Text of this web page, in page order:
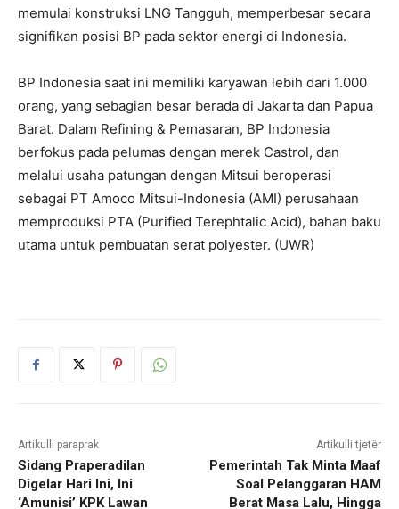
memulai konstruksi LNG Tangguh, memperbesar secara
signifikan posisi BP pada sektor energi di Indonesia.
BP Indonesia saat ini memiliki karyawan lebih dari 1.000
orang, yang sebagian besar berada di Jakarta dan Papua
Barat. Dalam Refining & Pemasaran, BP Indonesia
berfokus pada pelumas dengan merek Castrol, dan
melalui usaha patungan dengan Mitsui beroperasi
sebagai PT Amoco Mitsui-Indonesia (AMI) perusahaan
memproduksi PTA (Purified Terephtalic Acid), bahan baku
utama untuk pembuatan serat polyester. (UWR)
Artikulli paraprak
Sidang Praperadilan
Digelar Hari Ini, Ini
‘Amunisi’ KPK Lawan
Artikulli tjetër
Pemerintah Tak Minta Maaf
Soal Pelanggaran HAM
Berat Masa Lalu, Hingga